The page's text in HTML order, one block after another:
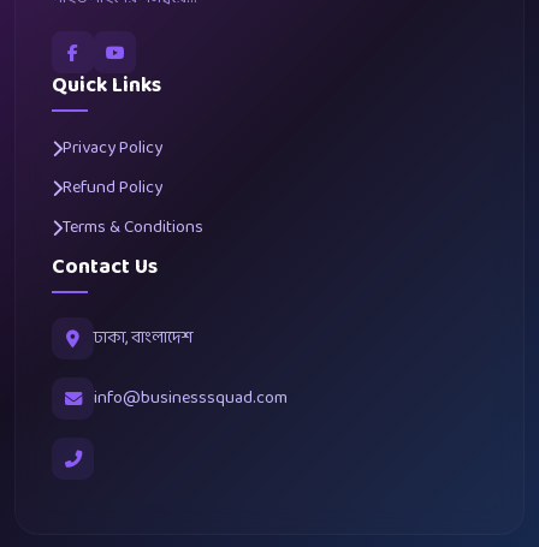
Quick Links
Privacy Policy
Refund Policy
Terms & Conditions
Contact Us
ঢাকা, বাংলাদেশ
info@businesssquad.com